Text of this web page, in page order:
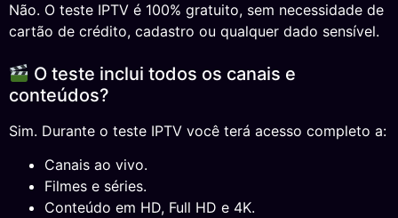
Não. O teste IPTV é 100% gratuito, sem necessidade de
cartão de crédito, cadastro ou qualquer dado sensível.
O teste inclui todos os canais e
conteúdos?
Sim. Durante o teste IPTV você terá acesso completo a:
Canais ao vivo.
Filmes e séries.
Conteúdo em HD, Full HD e 4K.